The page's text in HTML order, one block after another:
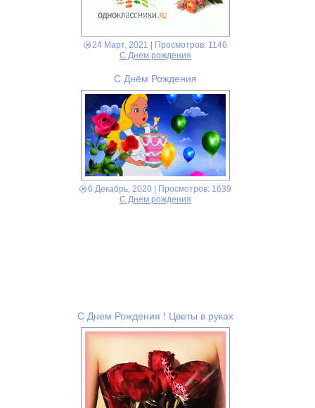
24 Март, 2021 | Просмотров: 1146
С Днем рождения
С Днём Рождения
6 Декабрь, 2020| Просмотров: 1639
С Днем рождения
С Днем Рождения ! Цветы в руках